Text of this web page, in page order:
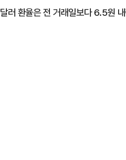
러 환율은 전 거래일보다 6.5원